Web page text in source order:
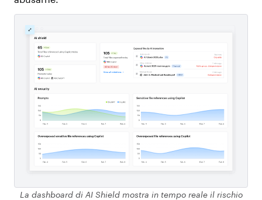
La dashboard di AI Shield mostra in tempo reale il rischio